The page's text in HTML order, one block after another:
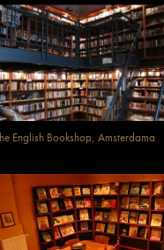
English Bookshop, Amsterdama